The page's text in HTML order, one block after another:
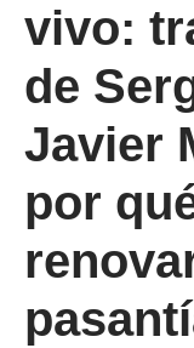
vivo:
de
Javier
por